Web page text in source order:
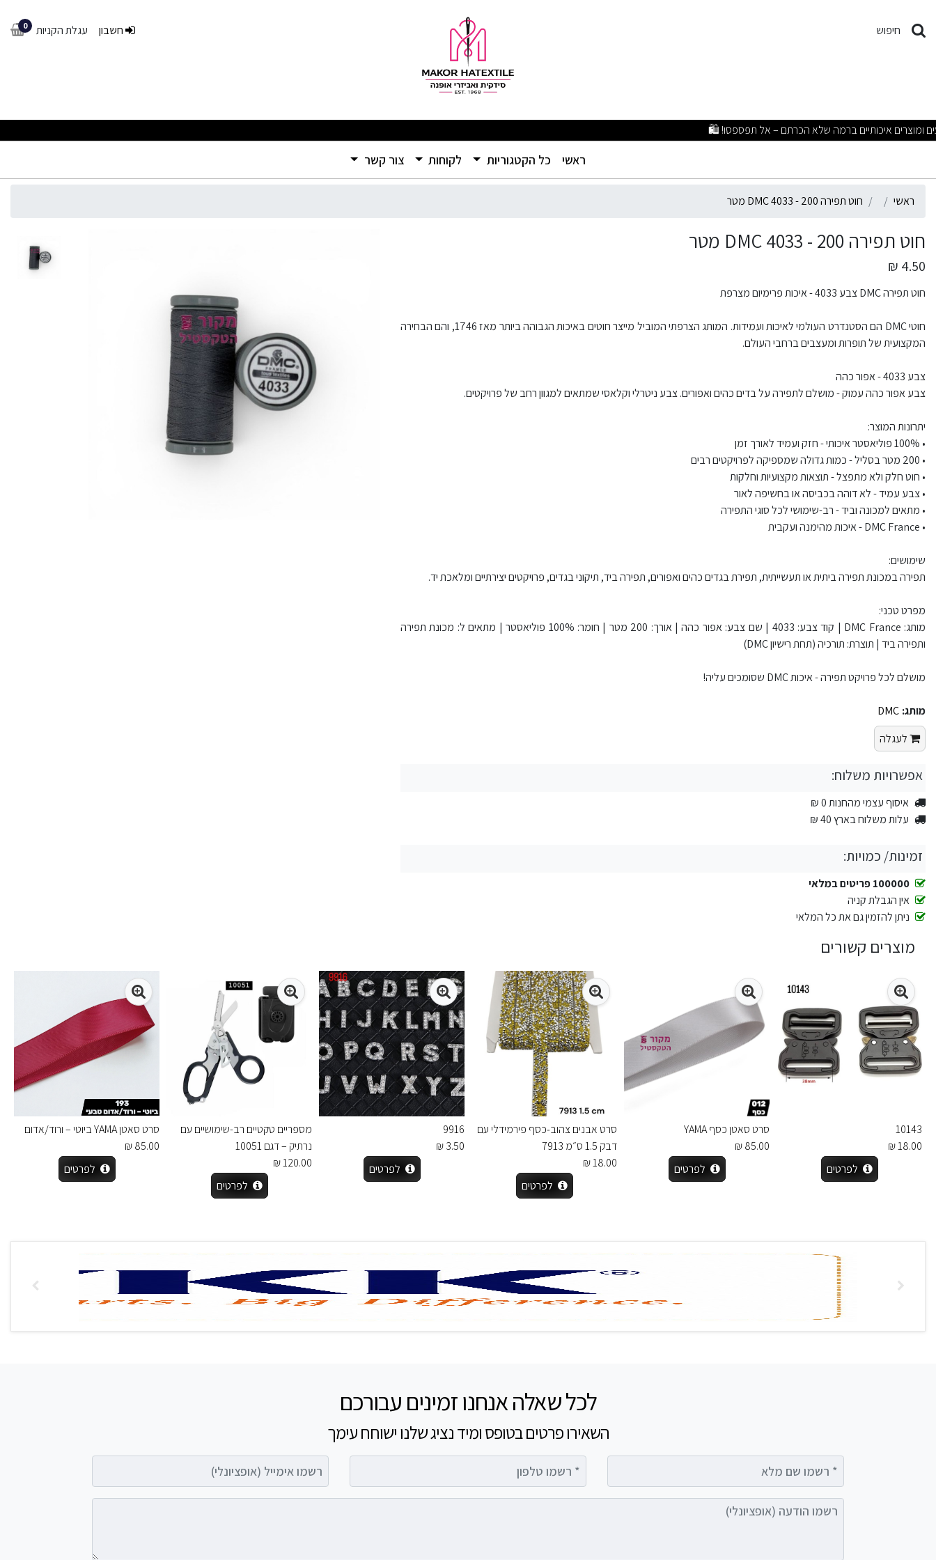
חוט תפירה DMC 4033 - 200 מטר
חיפוש 0 עגלת הקניות חשבון
ראשי
(current) כל הקטגוריות לקוחות צור קשר
ראשי חוט תפירה DMC 4033 - 200 מטר
חוט תפירה DMC 4033 - 200 מטר
4.50 ₪
חוט תפירה DMC צבע 4033 - איכות פרימיום מצרפת
חוטי DMC הם הסטנדרט העולמי לאיכות ועמידות. המותג הצרפתי המוביל מייצר חוטים באיכות הגבוהה ביותר מאז 1746, והם הבחירה
המקצועית של תופרות ומעצבים ברחבי העולם.
צבע 4033 - אפור כהה
צבע אפור כהה עמוק - מושלם לתפירה על בדים כהים ואפורים. צבע ניטרלי וקלאסי שמתאים למגוון רחב של פרויקטים.
יתרונות המוצר:
• 100% פוליאסטר איכותי - חזק ועמיד לאורך זמן
• 200 מטר בסליל - כמות גדולה שמספיקה לפרויקטים רבים
• חוט חלק ולא מתפצל - תוצאות מקצועיות וחלקות
• צבע עמיד - לא דוהה בכביסה או בחשיפה לאור
• מתאים למכונה וביד - רב-שימושי לכל סוגי התפירה
• DMC France - איכות מהימנה ועקבית
שימושים:
תפירה במכונת תפירה ביתית או תעשייתית, תפירת בגדים כהים ואפורים, תפירה ביד, תיקוני בגדים, פרויקטים יצירתיים ומלאכת יד.
מפרט טכני:
מותג: DMC France | קוד צבע: 4033 | שם צבע: אפור כהה | אורך: 200 מטר | חומר: 100% פוליאסטר | מתאים ל: מכונת תפירה
ותפירה ביד | תוצרת: תורכיה (תחת רישיון DMC)
מושלם לכל פרויקט תפירה - איכות DMC שסומכים עליה!
מותג: DMC
לעגלה
אפשרויות משלוח:
איסוף עצמי מהחנות 0 ₪
עלות משלוח בארץ 40 ₪
זמינות/ כמויות:
100000 פריטים במלאי
אין הגבלת קניה
ניתן להזמין גם את כל המלאי
מוצרים קשורים
10143
18.00 ₪
לפרטים
סרט סאטן כסף YAMA
85.00 ₪
לפרטים
סרט אבנים צהוב‑כסף פירמידלי עם
דבק 1.5 ס״מ 7913
18.00 ₪
לפרטים
9916
3.50 ₪
לפרטים
מספריים טקטיים רב-שימושיים עם
נרתיק – דגם 10051
120.00 ₪
לפרטים
סרט סאטן YAMA ביוטי – ורוד/אדום
85.00 ₪
לפרטים
לכל שאלה אנחנו זמינים עבורכם
השאירו פרטים בטופס ומיד נציג שלנו ישוחח עימך
רשמו הודעה (אופציונלי)